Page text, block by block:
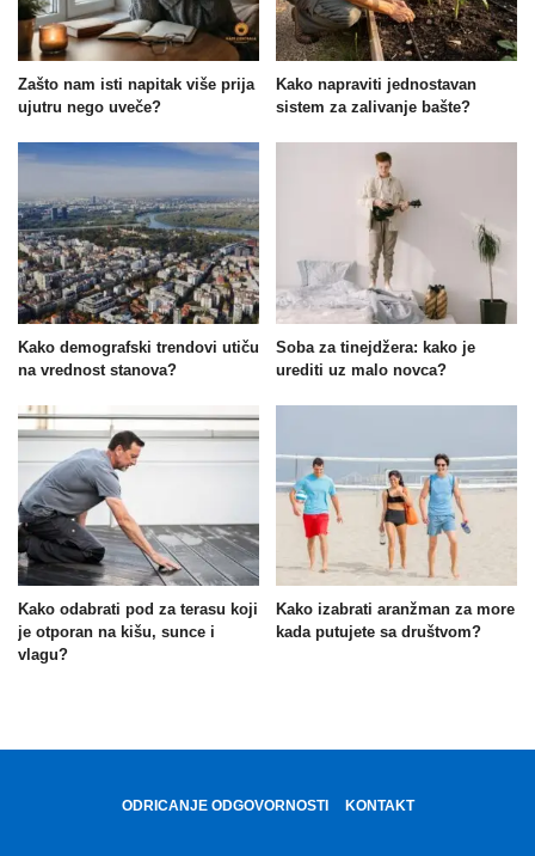
Zašto nam isti napitak više prija
ujutru nego uveče?
Kako napraviti jednostavan
sistem za zalivanje bašte?
Kako demografski trendovi utiču
na vrednost stanova?
Soba za tinejdžera: kako je
urediti uz malo novca?
Kako odabrati pod za terasu koji
je otporan na kišu, sunce i
vlagu?
Kako izabrati aranžman za more
kada putujete sa društvom?
ODRICANJE ODGOVORNOSTI KONTAKT